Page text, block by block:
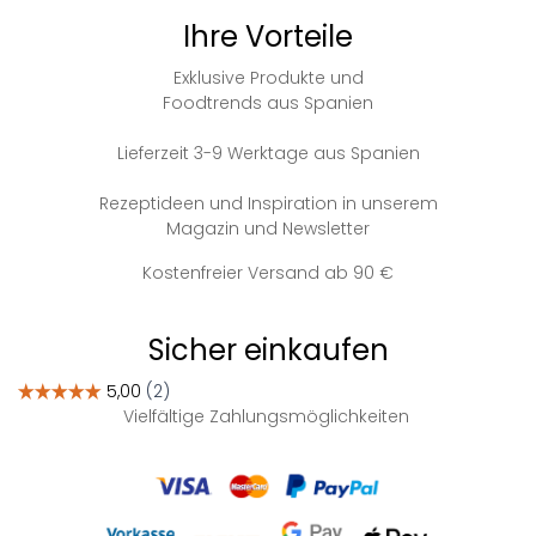
Ihre Vorteile
Exklusive Produkte und
Foodtrends aus Spanien
Lieferzeit 3-9 Werktage aus Spanien
Rezeptideen und Inspiration in unserem
Magazin und Newsletter
Kostenfreier Versand ab 90 €
Sicher einkaufen
Vielfältige Zahlungsmöglichkeiten